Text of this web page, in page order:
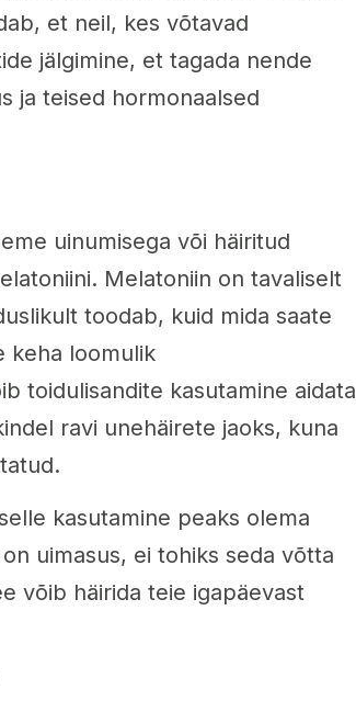
et neil, kes võtavad
jälgimine, et tagada nende
ja teised hormonaalsed
uinumisega või häiritud
Melatoniin on tavaliselt
toodab, kuid mida saate
keha loomulik
toidulisandite kasutamine aidata
ravi unehäirete jaoks, kuna
kasutamine peaks olema
uimasus, ei tohiks seda võtta
võib häirida teie igapäevast